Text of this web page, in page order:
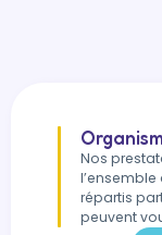
Nos
répartis
peuvent